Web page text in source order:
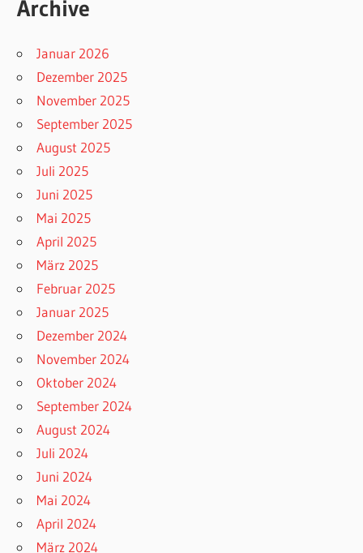
Archive
Januar 2026
Dezember 2025
November 2025
September 2025
August 2025
Juli 2025
Juni 2025
Mai 2025
April 2025
März 2025
Februar 2025
Januar 2025
Dezember 2024
November 2024
Oktober 2024
September 2024
August 2024
Juli 2024
Juni 2024
Mai 2024
April 2024
März 2024